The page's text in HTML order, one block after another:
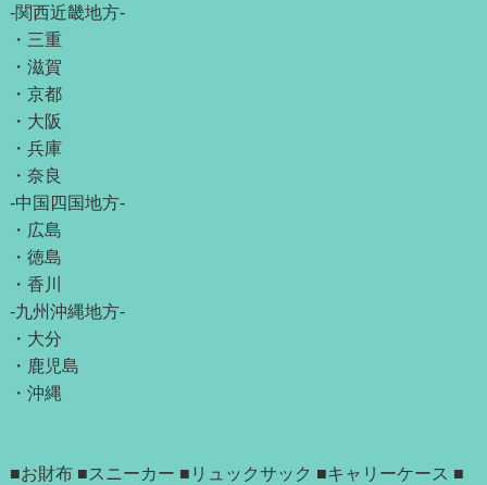
-関西近畿地方-
・ 三重
・ 滋賀
・ 京都
・ 大阪
・ 兵庫
・ 奈良
-中国四国地方-
・ 広島
・ 徳島
・ 香川
-九州沖縄地方-
・ 大分
・ 鹿児島
・ 沖縄
■お財布 ■スニーカー ■リュックサック ■キャリーケース ■